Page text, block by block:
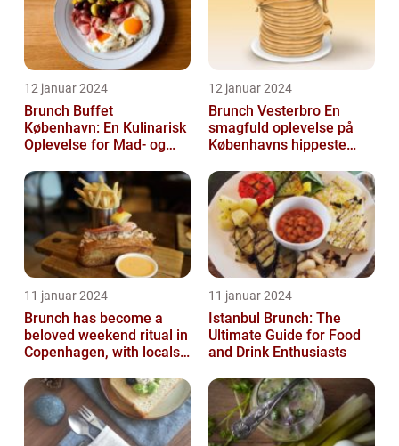
12 januar 2024
Brunch Buffet
København: En Kulinarisk
Oplevelse for Mad- og
12 januar 2024
Brunch Vesterbro En
smagfuld oplevelse på
Københavns hippeste
11 januar 2024
Brunch has become a
beloved weekend ritual in
Copenhagen, with locals
to...
11 januar 2024
Istanbul Brunch: The
Ultimate Guide for Food
and Drink Enthusiasts